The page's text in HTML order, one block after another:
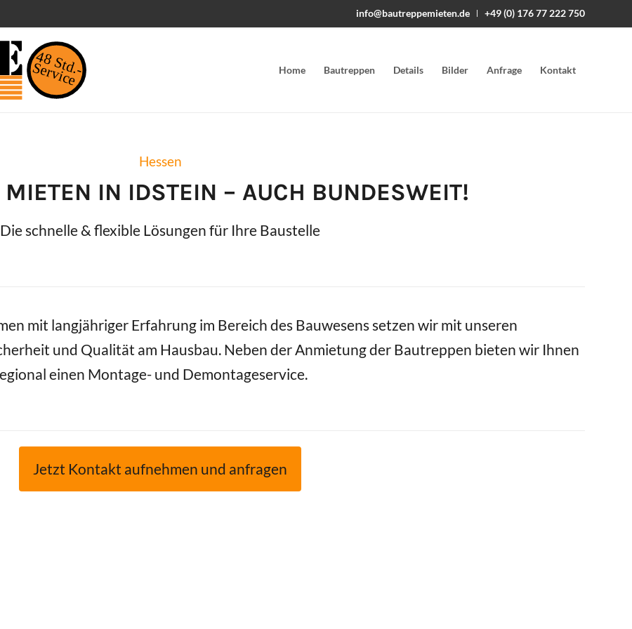
info@bautreppemieten.de +49 (0) 176 77 222 750
48 Std.-
Service Home Bautreppen Details Bilder Anfrage Kontakt
Hessen
MIETEN IN IDSTEIN – AUCH BUNDESWEIT!
Die schnelle & flexible Lösungen für Ihre Baustelle
mit langjähriger Erfahrung im Bereich des Bauwesens setzen wir mit unseren
und Qualität am Hausbau. Neben der Anmietung der Bautreppen bieten wir Ihnen
einen Montage- und Demontageservice.
Jetzt Kontakt aufnehmen und anfragen